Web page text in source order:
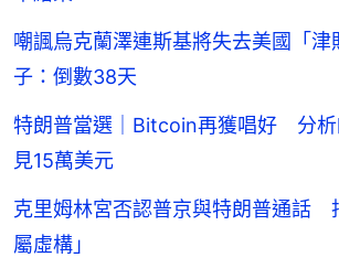
嘲諷烏克蘭澤連斯基將失去美國「
子：倒數38天
特朗普當選｜Bitcoin再獲唱好 分析
見15萬美元
克里姆林宮否認普京與特朗普通話
屬虛構」